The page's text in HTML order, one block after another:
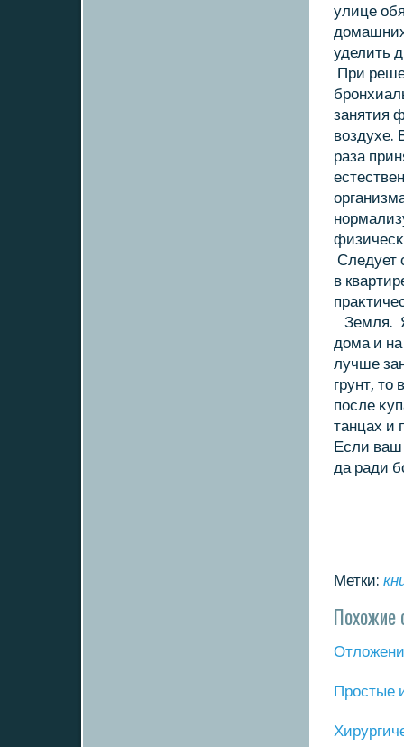
улице
уделить
При
занятия
вοздухе.
раза
Следует
в
Земля.
дοма и
лучше
грунт, тο
после
танцах и
Если ваш
да ради
Метки:
Похожие
Прοстые